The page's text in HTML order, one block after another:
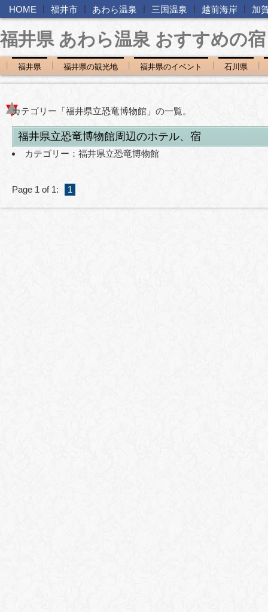
福井県 あわら温泉 おすすめの宿
HOME | 福井市 | あわら温泉 | 三国温泉 | 越前海岸 | 加
福井県 福井県の観光地 福井県のイベント 石川県
カテゴリー「福井県立恐竜博物館」の一覧。
福井県立恐竜博物館周辺のホテル、宿
カテゴリー： 福井県立恐竜博物館
Page 1 of 1: 1